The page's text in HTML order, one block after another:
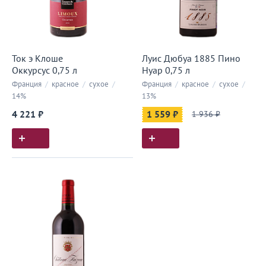
Ток э Клоше
Оккурсус 0,75 л
Франция / красное / сухое /
14%
4 221 ₽
Луис Дюбуа 1885 Пино
Нуар 0,75 л
Франция / красное / сухое /
13%
1 559 ₽ 1 936 ₽